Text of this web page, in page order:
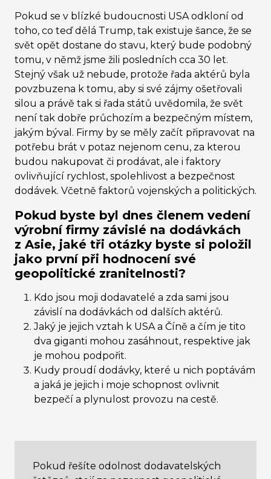
Pokud se v blízké budoucnosti USA odkloní od
toho, co teď dělá Trump, tak existuje šance, že se
svět opět dostane do stavu, který bude podobný
tomu, v němž jsme žili posledních cca 30 let.
Stejný však už nebude, protože řada aktérů byla
povzbuzena k tomu, aby si své zájmy ošetřovali
silou a právě tak si řada států uvědomila, že svět
není tak dobře průchozím a bezpečným místem,
jakým býval. Firmy by se měly začít připravovat na
potřebu brát v potaz nejenom cenu, za kterou
budou nakupovat či prodávat, ale i faktory
ovlivňující rychlost, spolehlivost a bezpečnost
dodávek. Včetně faktorů vojenských a politických.
Pokud byste byl dnes členem vedení
výrobní firmy závislé na dodávkách
z Asie, jaké tři otázky byste si položil
jako první při hodnocení své
geopolitické zranitelnosti?
Kdo jsou moji dodavatelé a zda sami jsou
závislí na dodávkách od dalších aktérů.
Jaký je jejich vztah k USA a Číně a čím je tito
dva giganti mohou zasáhnout, respektive jak
je mohou podpořit.
Kudy proudí dodávky, které u nich poptávám
a jaká je jejich i moje schopnost ovlivnit
bezpečí a plynulost provozu na cestě.
Pokud řešíte odolnost dodavatelských